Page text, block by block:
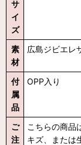
サ
イ
ズ
素
材
広島ジビエレ
付
属
品
OPP入り
ご
注
こちらの商品
キズ、または